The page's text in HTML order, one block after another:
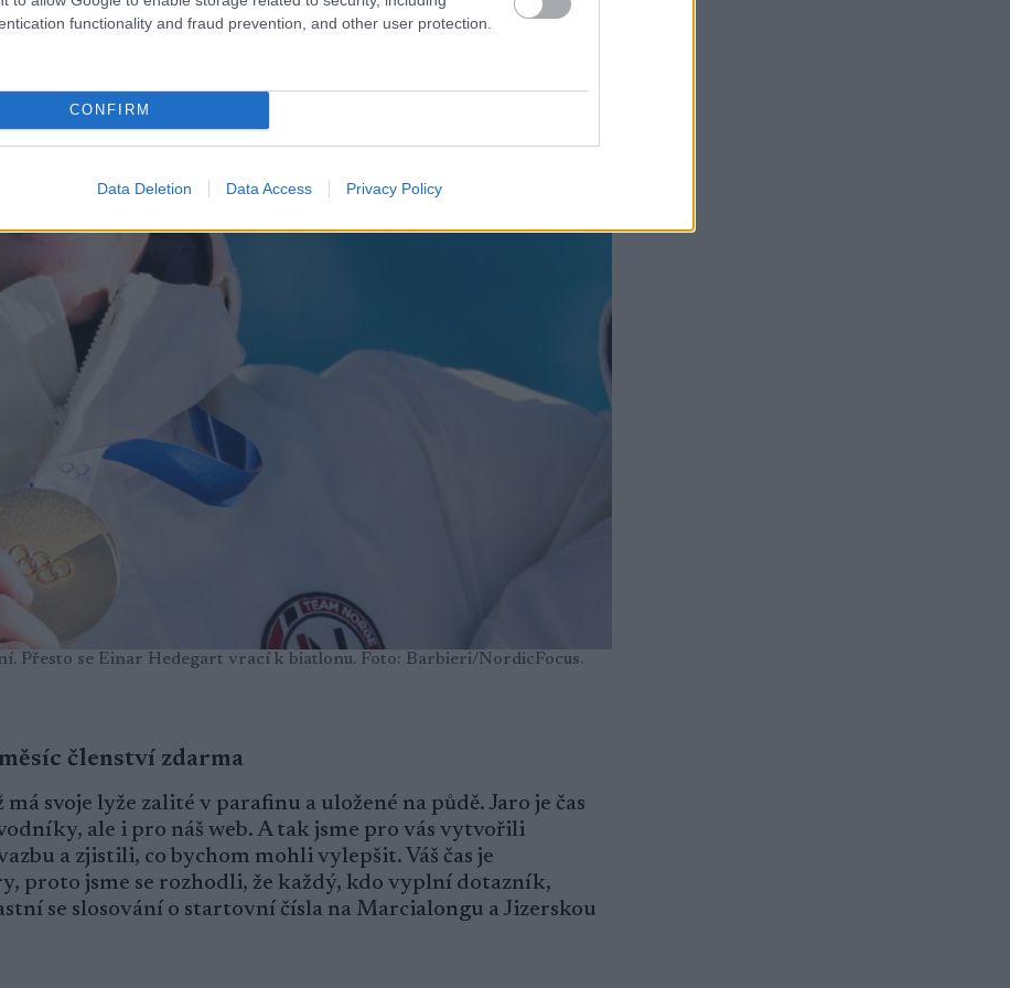
functionality and fraud prevention, and other user protection.
CONFIRM
Data Deletion Data Access Privacy Policy
Přesto se Einar Hedegart vrací k biatlonu. Foto: Barbieri/NordicFocus.
členství zdarma
svoje lyže zalité v parafinu a uložené na půdě. Jaro je čas
ale i pro náš web. A tak jsme pro vás vytvořili
a zjistili, co bychom mohli vylepšit. Váš čas je
proto jsme se rozhodli, že každý, kdo vyplní dotazník,
se slosování o startovní čísla na Marcialongu a Jizerskou